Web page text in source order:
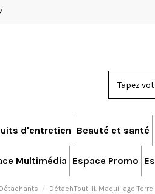
d'entretien Beauté et santé
Multimédia Espace Promo
Détachants Détach'Tout III. Maquillage